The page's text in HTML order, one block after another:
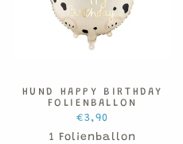
HUND HAPPY BIRTHDAY
FOLIENBALLON
€3,90
1 Folienballon